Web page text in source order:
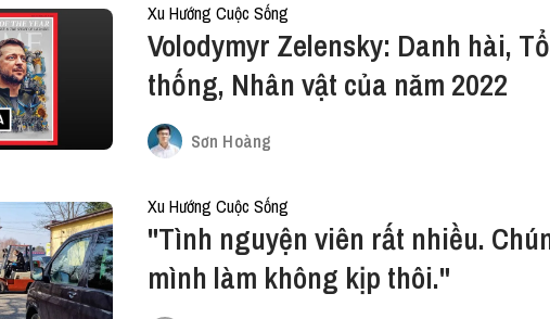
Xu Hướng Cuộc Sống
Volodymyr Zelensky: Danh hài,
thống, Nhân vật của năm 2022
Sơn Hoàng
Xu Hướng Cuộc Sống
"Tình nguyện viên rất nhiều.
mình làm không kịp thôi."